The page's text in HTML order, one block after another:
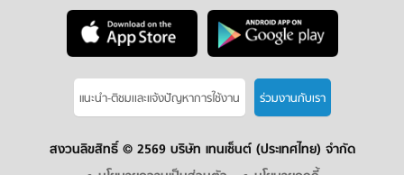
แนะนำ-ติชมเเละแจ้งปัญหาการใช้งาน ร่วมงานกับเรา
สงวนลิขสิทธิ์ © 2569 บริษัท เทนเซ็นต์ (ประเทศไทย) จำกัด